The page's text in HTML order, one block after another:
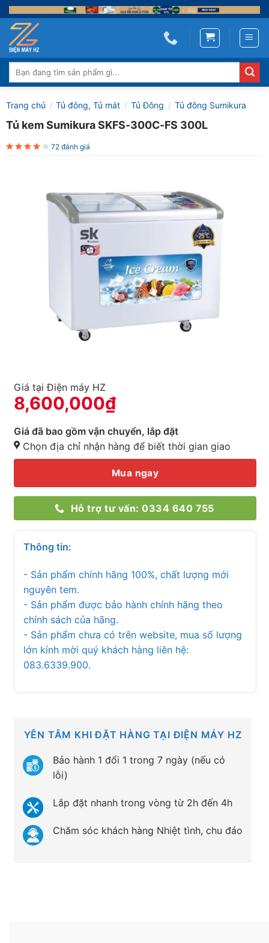
Skip
to
content
Tìm
kiếm:
Trang chủ / Tủ đông, Tủ mát / Tủ Đông / Tủ đông Sumikura
Tủ kem Sumikura SKFS-300C-FS 300L
72 đánh giá
Giá tại Điện máy HZ
8,600,000₫
Giá đã bao gồm vận chuyển, lắp đặt
Chọn địa chỉ nhận hàng để biết thời gian giao
Mua ngay
Hỗ trợ tư vấn: 0334 640 755
Thông tin:
- Sản phẩm chính hãng 100%, chất lượng mới
nguyên tem.
- Sản phẩm được bảo hành chính hãng theo
chính sách của hãng.
- Sản phẩm chưa có trên website, mua số lượng
lớn kính mời quý khách hàng liên hệ:
083.6339.900.
YÊN TÂM KHI ĐẶT HÀNG TẠI ĐIỆN MÁY HZ
Bảo hành 1 đổi 1 trong 7 ngày (nếu có
lỗi)
Lắp đặt nhanh trong vòng từ 2h đến 4h
Chăm sóc khách hàng Nhiệt tình, chu đáo